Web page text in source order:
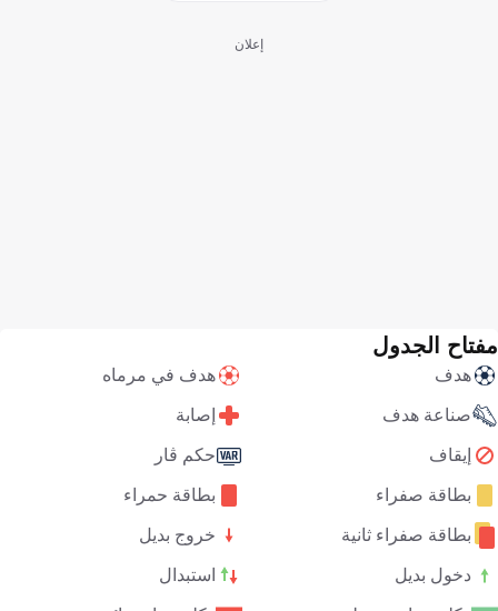
إعلان
مفتاح الجدول
هدف هدف في مرماه
صناعة هدف إصابة
إيقاف حكم ڤار
بطاقة صفراء بطاقة حمراء
بطاقة صفراء ثانية خروج بديل
دخول بديل استبدال